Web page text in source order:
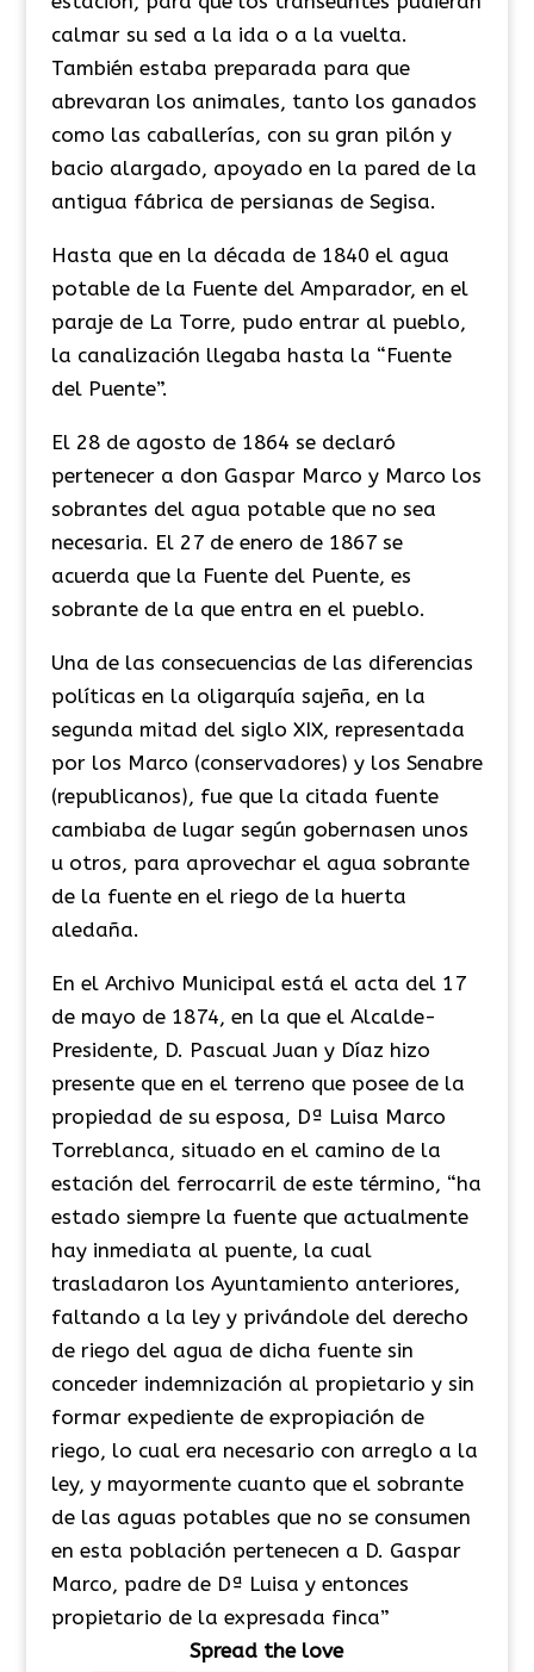
calmar su sed a la ida o a la vuelta.
También estaba preparada para que
abrevaran los animales, tanto los ganados
como las caballerías, con su gran pilón y
bacio alargado, apoyado en la pared de la
antigua fábrica de persianas de Segisa.
​Hasta que en la década de 1840 el agua
potable de la Fuente del Amparador, en el
paraje de La Torre, pudo entrar al pueblo,
la canalización llegaba hasta la “Fuente
del Puente”.
El 28 de agosto de 1864 se declaró
pertenecer a don Gaspar Marco y Marco los
sobrantes del agua potable que no sea
necesaria. El 27 de enero de 1867 se
acuerda que la Fuente del Puente, es
sobrante de la que entra en el pueblo.
Una de las consecuencias de las diferencias
políticas en la oligarquía sajeña, en la
segunda mitad del siglo XIX, representada
por los Marco (conservadores) y los Senabre
(republicanos), fue que la citada fuente
cambiaba de lugar según gobernasen unos
u otros, para aprovechar el agua sobrante
de la fuente en el riego de la huerta
aledaña.
​En el Archivo Municipal está el acta del 17
de mayo de 1874, en la que el Alcalde-
Presidente, D. Pascual Juan y Díaz hizo
presente que en el terreno que posee de la
propiedad de su esposa, Dª Luisa Marco
Torreblanca, situado en el camino de la
estación del ferrocarril de este término, “ha
estado siempre la fuente que actualmente
hay inmediata al puente, la cual
trasladaron los Ayuntamiento anteriores,
faltando a la ley y privándole del derecho
de riego del agua de dicha fuente sin
conceder indemnización al propietario y sin
formar expediente de expropiación de
riego, lo cual era necesario con arreglo a la
ley, y mayormente cuanto que el sobrante
de las aguas potables que no se consumen
en esta población pertenecen a D. Gaspar
Marco, padre de Dª Luisa y entonces
propietario de la expresada finca”
Spread the love